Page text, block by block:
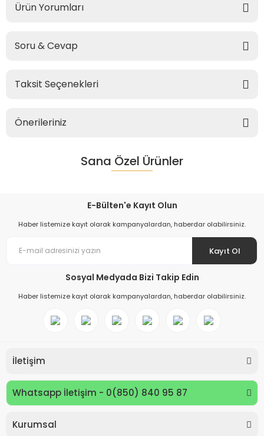
Ürün Yorumları
Soru & Cevap
Taksit Seçenekleri
Önerileriniz
Sana Özel Ürünler
E-Bülten'e Kayıt Olun
Haber listemize kayıt olarak kampanyalardan, haberdar olabilirsiniz.
Kayıt Ol
Sosyal Medyada Bizi Takip Edin
Haber listemize kayıt olarak kampanyalardan, haberdar olabilirsiniz.
İletişim
Whatsapp İletişim - 0(850) 840 95 87
Kurumsal